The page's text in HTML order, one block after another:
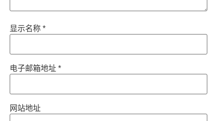
显示名称 *
电子邮箱地址 *
网站地址